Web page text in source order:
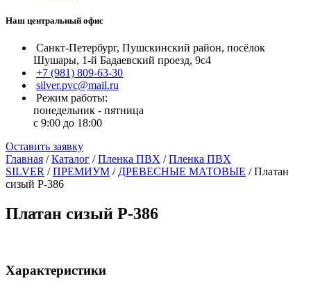
Наш центральный офис
Санкт-Петербург, Пушскинский район, посёлок
Шушары, 1-й Бадаевский проезд, 9с4
+7 (981) 809-63-30
silver.pvc@mail.ru
Режим работы:
понедельник - пятница
с 9:00 до 18:00
Оставить заявку
Главная /Каталог /Пленка ПВХ /Пленка ПВХ
SILVER /ПРЕМИУМ / ДРЕВЕСНЫЕ МАТОВЫЕ /Платан
сизый Р-386
Платан сизый Р-386
Характеристики